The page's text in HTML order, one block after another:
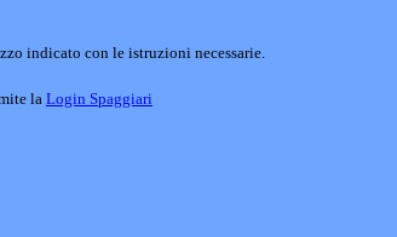
indicato con le istruzioni necessarie.
la Login Spaggiari